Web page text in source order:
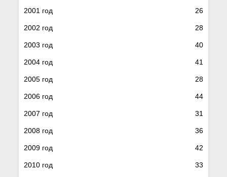
2001 год 26
2002 год 28
2003 год 40
2004 год 41
2005 год 28
2006 год 44
2007 год 31
2008 год 36
2009 год 42
2010 год 33